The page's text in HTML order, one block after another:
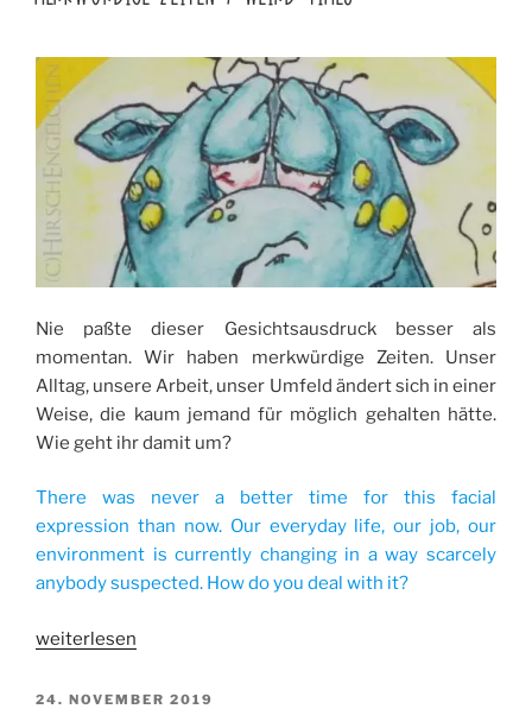
Nie paßte dieser Gesichtsausdruck besser als
momentan. Wir haben merkwürdige Zeiten. Unser
Alltag, unsere Arbeit, unser Umfeld ändert sich in einer
Weise, die kaum jemand für möglich gehalten hätte.
Wie geht ihr damit um?
There was never a better time for this facial
expression than now. Our everyday life, our job, our
environment is currently changing in a way scarcely
anybody suspected. How do you deal with it?
„Merkwürdige
/
weiterlesen
VERÖFFENTLICHT
24. NOVEMBER 2019